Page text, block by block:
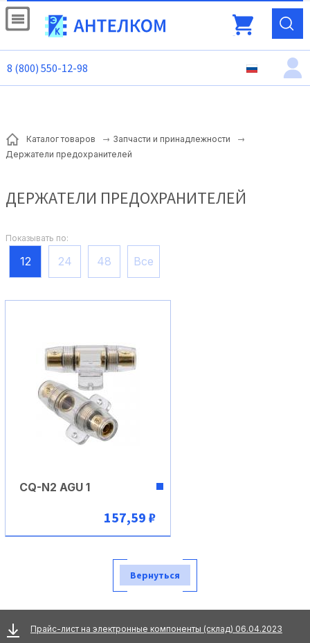
8 (800) 550-12-98
Каталог товаров
Запчасти и принадлежности
Держатели предохранителей
ДЕРЖАТЕЛИ ПРЕДОХРАНИТЕЛЕЙ
Показывать по:
12 24 48 Все
CQ-N2 AGU 1
157,59 ₽
Вернуться
Прайс-лист на электронные компоненты (склад) 06.04.2023